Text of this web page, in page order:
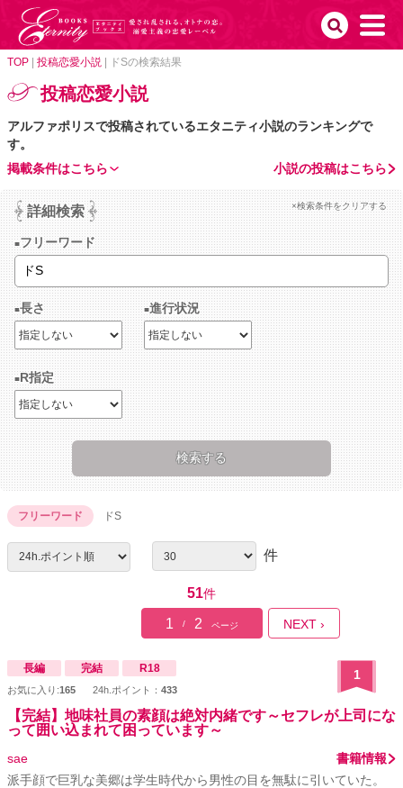
TOP 投稿恋愛小説 ドSの検索結果
投稿恋愛小説
アルファポリスで投稿されているエタニティ小説のランキングで
す。
小説の投稿はこちら
掲載条件はこちら
詳細検索 ×検索条件をクリアする
フリーワード
長さ 進行状況
R指定
フリーワード ドS
件
51件
1 / 2 ページ NEXT ›
長編 完結 R18
お気に入り:165 24h.ポイント： 433
1
【完結】地味社員の素顔は絶対内緒です～セフレが上司にな
って囲い込まれて困っています～
sae
書籍情報
派手顔で巨乳な美郷は学生時代から男性の目を無駄に引いていた。